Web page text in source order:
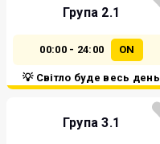
Група 2.1
00:00 - 24:00 ON
💡 Світло буде весь день
Група 3.1